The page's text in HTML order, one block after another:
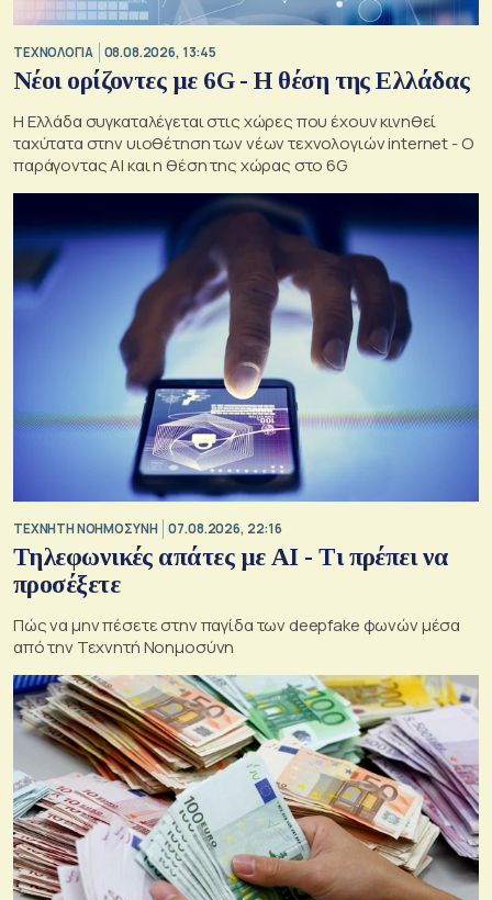
ΤΕΧΝΟΛΟΓΙΑ 08.08.2026, 13:45
Νέοι ορίζοντες με 6G - Η θέση της Ελλάδας
Η Ελλάδα συγκαταλέγεται στις χώρες που έχουν κινηθεί
ταχύτατα στην υιοθέτηση των νέων τεχνολογιών internet - Ο
παράγοντας AI και η θέση της χώρας στο 6G
TΕΧΝΗΤΗ ΝΟΗΜΟΣΥΝΗ 07.08.2026, 22:16
Τηλεφωνικές απάτες με ΑΙ - Τι πρέπει να
προσέξετε
Πώς να μην πέσετε στην παγίδα των deepfake φωνών μέσα
από την Τεχνητή Νοημοσύνη